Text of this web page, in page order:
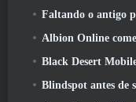
Faltando o antigo personagem do
Albion Online comemora a
Black Desert
Blindspot antes de